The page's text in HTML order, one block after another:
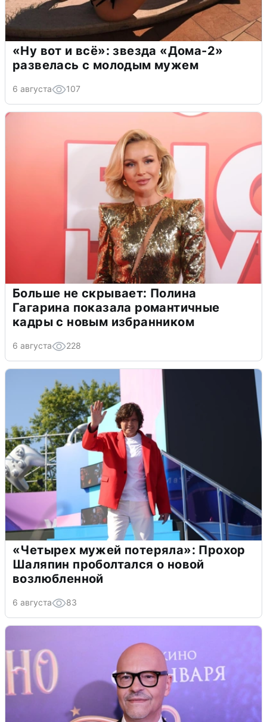
«Ну вот и всё»: звезда «Дома-2»
развелась с молодым мужем
6 августа 107
Больше не скрывает: Полина
Гагарина показала романтичные
кадры с новым избранником
6 августа 228
«Четырех мужей потеряла»: Прохор
Шаляпин проболтался о новой
возлюбленной
6 августа 83